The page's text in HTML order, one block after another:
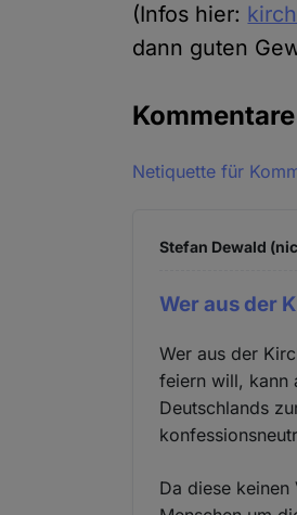
(Infos hier:
dann guten
Kommentare
Netiquette für
Stefan Dewald
Wer aus der
Wer aus der
feiern will, kann
Deutschlands
Da diese